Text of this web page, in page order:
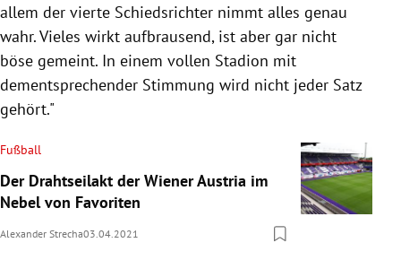
allem der vierte Schiedsrichter nimmt alles genau
wahr. Vieles wirkt aufbrausend, ist aber gar nicht
böse gemeint. In einem vollen Stadion mit
dementsprechender Stimmung wird nicht jeder Satz
gehört."
Fußball
Der Drahtseilakt der Wiener Austria im
Nebel von Favoriten
Alexander Strecha03.04.2021